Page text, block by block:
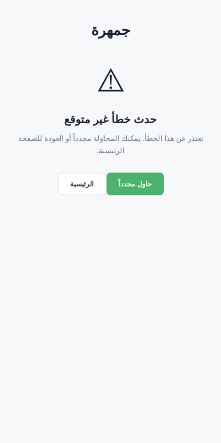
جمهرة
⚠️
حدث خطأ غير متوقع
نعتذر عن هذا الخطأ. يمكنك المحاولة مجدداً أو العودة للصفحة
الرئيسية.
حاول مجدداً الرئيسية